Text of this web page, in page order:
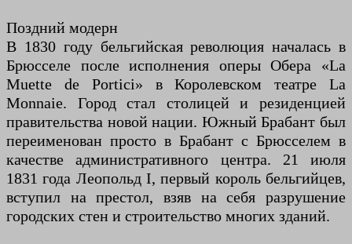
Поздний модерн
В 1830 году бельгийская революция началась в
Брюсселе после исполнения оперы Обера «La
Muette de Portici» в Королевском театре La
Monnaie. Город стал столицей и резиденцией
правительства новой нации. Южный Брабант был
переименован просто в Брабант с Брюсселем в
качестве административного центра. 21 июля
1831 года Леопольд I, первый король бельгийцев,
вступил на престол, взяв на себя разрушение
городских стен и строительство многих зданий.